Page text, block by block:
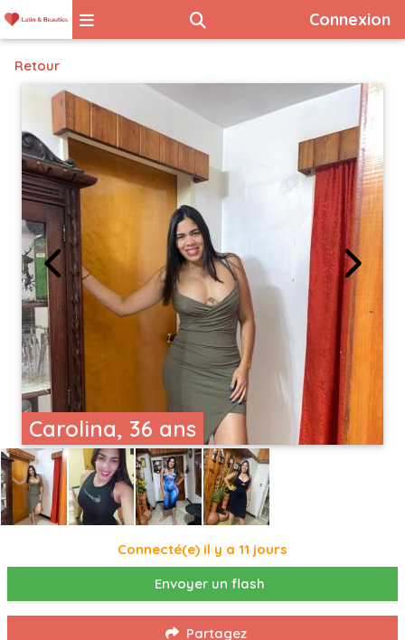
Connexion
Retour
Carolina, 36 ans
Connecté(e) il y a 11 jours
Envoyer un flash
Partagez